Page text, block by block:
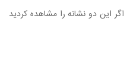
این دو نشانه را مشاهده کردید